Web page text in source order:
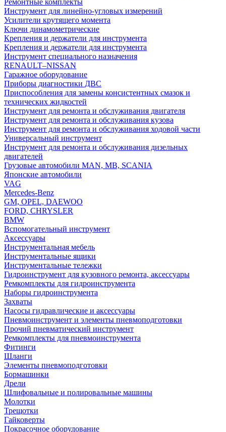
Ремонтные комплекты
Инструмент для линейно-угловых измерений
Усилители крутящего момента
Ключи динамометрические
Крепления и держатели для инструмента
Крепления и держатели для инструмента
Инструмент специального назначения
RENAULT–NISSAN
Гаражное оборудование
Приборы диагностики ДВС
Приспособления для замены консистентных смазок и
технических жидкостей
Инструмент для ремонта и обслуживания двигателя
Инструмент для ремонта и обслуживания кузова
Инструмент для ремонта и обслуживания ходовой части
Универсальный инструмент
Инструмент для ремонта и обслуживания дизельных
двигателей
Грузовые автомобили MAN, MB, SCANIA
Японские автомобили
VAG
Mercedes-Benz
GM, OPEL, DAEWOO
FORD, CHRYSLER
BMW
Вспомогательный инструмент
Аксессуары
Инструментальная мебель
Инструментальные ящики
Инструментальные тележки
Гидроинструмент для кузовного ремонта, аксессуары
Ремкомплекты для гидроинструмента
Наборы гидроинструмента
Захваты
Насосы гидравлические и аксессуары
Пневмоинструмент и элементы пневмоподготовки
Прочий пневматический инструмент
Ремкомплекты для пневмоинструмента
Фитинги
Шланги
Элементы пневмоподготовки
Бормашинки
Дрели
Шлифовальные и полировальные машины
Молотки
Трещотки
Гайковерты
Покрасочное оборудование